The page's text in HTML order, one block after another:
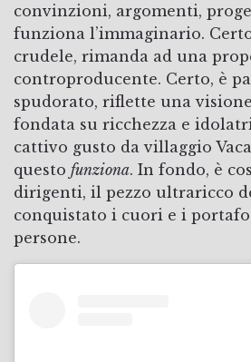
convinzioni, argomenti,
funziona l’immaginario.
crudele, rimanda ad una
controproducente. Certo, è
spudorato, riflette una
fondata su ricchezza e
cattivo gusto da villaggio
questo funziona. In fondo, è
dirigenti, il pezzo ultraricco
conquistato i cuori e i
persone.